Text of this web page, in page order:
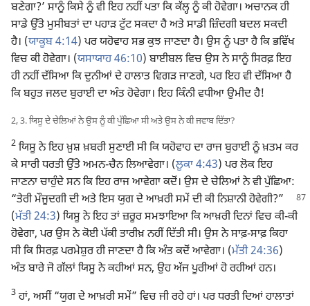
ਬਣੇਗਾ?’ ਸਾਨੂੰ ਕਿਸੇ ਨੂੰ ਵੀ ਇਹ ਨਹੀਂ ਪਤਾ ਕਿ ਕੱਲ੍ਹ ਨੂੰ ਕੀ ਹੋਵੇਗਾ। ਅਚਾਨਕ ਹੀ
ਸਾਡੇ ਉੱਤੇ ਮੁਸੀਬਤਾਂ ਦਾ ਪਹਾੜ ਟੁੱਟ ਸਕਦਾ ਹੈ ਅਤੇ ਸਾਡੀ ਜ਼ਿੰਦਗੀ ਬਦਲ ਸਕਦੀ
ਹੈ। (ਯਾਕੂਬ 4:14) ਪਰ ਯਹੋਵਾਹ ਸਭ ਕੁਝ ਜਾਣਦਾ ਹੈ। ਉਸ ਨੂੰ ਪਤਾ ਹੈ ਕਿ ਭਵਿੱਖ
ਵਿਚ ਕੀ ਹੋਵੇਗਾ। (ਯਸਾਯਾਹ 46:10) ਬਾਈਬਲ ਵਿਚ ਉਸ ਨੇ ਸਾਨੂੰ ਸਿਰਫ਼ ਇਹ
ਹੀ ਨਹੀਂ ਦੱਸਿਆ ਕਿ ਦੁਨੀਆਂ ਦੇ ਹਾਲਾਤ ਵਿਗੜ ਜਾਣਗੇ, ਪਰ ਇਹ ਵੀ ਦੱਸਿਆ ਹੈ
ਕਿ ਬਹੁਤ ਜਲਦ ਬੁਰਾਈ ਦਾ ਅੰਤ ਹੋਵੇਗਾ। ਇਹ ਕਿੰਨੀ ਵਧੀਆ ਉਮੀਦ ਹੈ!
2, 3. ਯਿਸੂ ਦੇ ਚੇਲਿਆਂ ਨੇ ਉਸ ਨੂੰ ਕੀ ਪੁੱਛਿਆ ਸੀ ਅਤੇ ਉਸ ਨੇ ਕੀ ਜਵਾਬ ਦਿੱਤਾ?
2ਯਿਸੂ ਨੇ ਇਹ ਖ਼ੁਸ਼ ਖ਼ਬਰੀ ਸੁਣਾਈ ਸੀ ਕਿ ਯਹੋਵਾਹ ਦਾ ਰਾਜ ਬੁਰਾਈ ਨੂੰ ਖ਼ਤਮ ਕਰ
ਕੇ ਸਾਰੀ ਧਰਤੀ ਉੱਤੇ ਅਮਨ-ਚੈਨ ਲਿਆਵੇਗਾ। (ਲੂਕਾ 4:43) ਪਰ ਲੋਕ ਇਹ
ਜਾਣਨਾ ਚਾਹੁੰਦੇ ਸਨ ਕਿ ਇਹ ਰਾਜ ਆਵੇਗਾ ਕਦੋਂ। ਉਸ ਦੇ ਚੇਲਿਆਂ ਨੇ ਵੀ ਪੁੱਛਿਆ:
“ਤੇਰੀ ਮੌਜੂਦਗੀ ਦੀ ਅਤੇ ਇਸ ਯੁਗ ਦੇ ਆਖ਼ਰੀ ਸਮੇਂਦੀ ਕੀ ਨਿਸ਼ਾਨੀ ਹੋਵੇਗੀ?”
(ਮੱਤੀ 24:3) ਯਿਸੂ ਨੇ ਇਹ ਤਾਂ ਜ਼ਰੂਰ ਸਮਝਾਇਆ ਕਿ ਆਖ਼ਰੀ ਦਿਨਾਂ ਵਿਚ ਕੀ-ਕੀ
ਹੋਵੇਗਾ, ਪਰ ਉਸ ਨੇ ਕੋਈ ਪੱਕੀ ਤਾਰੀਖ਼ ਨਹੀਂ ਦਿੱਤੀ ਸੀ। ਉਸ ਨੇ ਸਾਫ਼-ਸਾਫ਼ ਕਿਹਾ
ਸੀ ਕਿ ਸਿਰਫ਼ ਪਰਮੇਸ਼ੁਰ ਹੀ ਜਾਣਦਾ ਹੈ ਕਿ ਅੰਤ ਕਦੋਂ ਆਵੇਗਾ। (ਮੱਤੀ 24:36)
ਅੰਤ ਬਾਰੇ ਜੋ ਗੱਲਾਂ ਯਿਸੂ ਨੇ ਕਹੀਆਂ ਸਨ, ਉਹ ਅੱਜ ਪੂਰੀਆਂ ਹੋ ਰਹੀਆਂ ਹਨ।
3ਹਾਂ, ਅਸੀਂ “ਯੁਗ ਦੇ ਆਖ਼ਰੀ ਸਮੇਂ” ਵਿਚ ਜੀ ਰਹੇ ਹਾਂ। ਪਰ ਧਰਤੀ ਦਿਆਂ ਹਾਲਾਤਾਂ